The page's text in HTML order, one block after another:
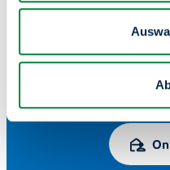
Zentrale